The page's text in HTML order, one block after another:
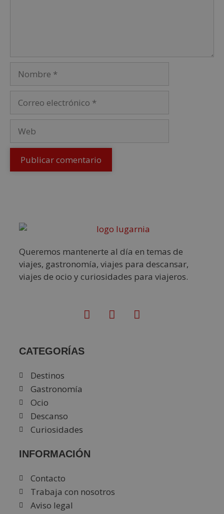
Queremos mantenerte al día en temas de
viajes, gastronomía, viajes para descansar,
viajes de ocio y curiosidades para viajeros.
CATEGORÍAS
Destinos
Gastronomía
Ocio
Descanso
Curiosidades
INFORMACIÓN
Contacto
Trabaja con nosotros
Aviso legal